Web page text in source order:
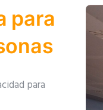
para
para